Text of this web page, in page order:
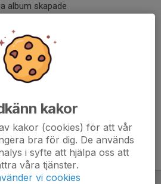
album skapade
kakor
kakor (cookies) för att vår
bra för dig. De används
i syfte att hjälpa oss att
våra tjänster.
vi cookies